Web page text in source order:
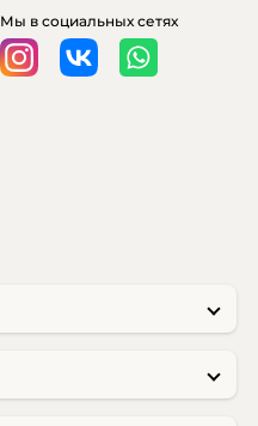
Мы в социальных сетях